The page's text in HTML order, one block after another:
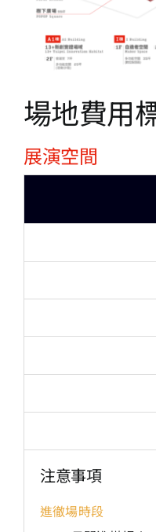
場地費用
展演空間
注意事項
進徹場時段